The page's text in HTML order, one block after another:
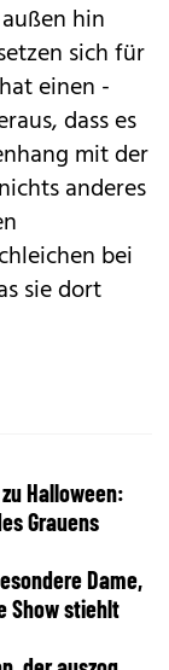
hin
sich für
einen
dass es
mit der
anderes
bei
sie dort
Halloween:
Grauens
Dame,
Show stiehlt